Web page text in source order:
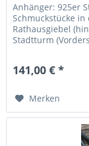
Anhänger: 925er
Schmuckstücke
Rathausgiebel
Stadtturm
141,00 € *
Merken